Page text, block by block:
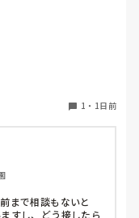
クションがなかった
性さえ感じないの
1 ・ 1日前
まで相談もないと
すし、どう接したら